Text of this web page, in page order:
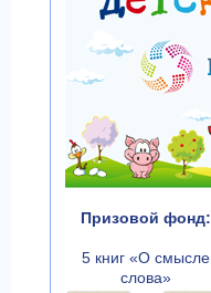
Призовой фонд:
5 книг «О смысле
слова»